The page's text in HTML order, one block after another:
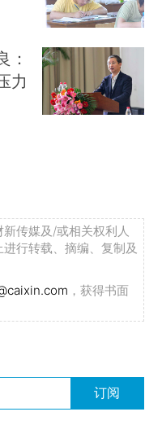
：
力
传媒及/或相关权利人
行转载、摘编、复制及
，获得书面
订阅